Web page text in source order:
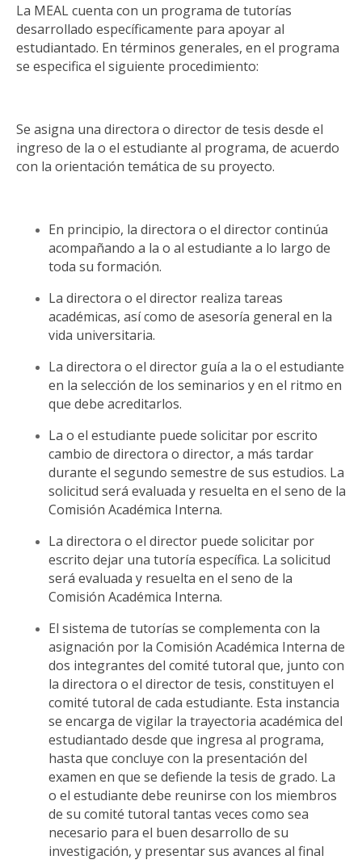
La MEAL cuenta con un programa de tutorías
desarrollado específicamente para apoyar al
estudiantado. En términos generales, en el programa
se especifica el siguiente procedimiento:
Se asigna una directora o director de tesis desde el
ingreso de la o el estudiante al programa, de acuerdo
con la orientación temática de su proyecto.
En principio, la directora o el director continúa
acompañando a la o al estudiante a lo largo de
toda su formación.
La directora o el director realiza tareas
académicas, así como de asesoría general en la
vida universitaria.
La directora o el director guía a la o el estudiante
en la selección de los seminarios y en el ritmo en
que debe acreditarlos.
La o el estudiante puede solicitar por escrito
cambio de directora o director, a más tardar
durante el segundo semestre de sus estudios. La
solicitud será evaluada y resuelta en el seno de la
Comisión Académica Interna.
La directora o el director puede solicitar por
escrito dejar una tutoría específica. La solicitud
será evaluada y resuelta en el seno de la
Comisión Académica Interna.
El sistema de tutorías se complementa con la
asignación por la Comisión Académica Interna de
dos integrantes del comité tutoral que, junto con
la directora o el director de tesis, constituyen el
comité tutoral de cada estudiante. Esta instancia
se encarga de vigilar la trayectoria académica del
estudiantado desde que ingresa al programa,
hasta que concluye con la presentación del
examen en que se defiende la tesis de grado. La
o el estudiante debe reunirse con los miembros
de su comité tutoral tantas veces como sea
necesario para el buen desarrollo de su
investigación, y presentar sus avances al final